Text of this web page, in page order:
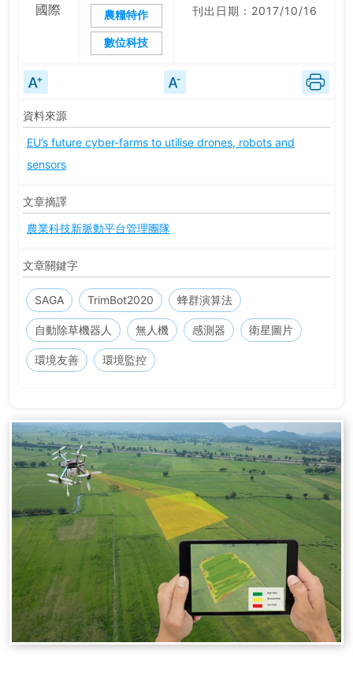
國際 農糧特作
數位科技
刊出日期：2017/10/16
資料來源
EU’s future cyber-farms to utilise drones, robots and
sensors
文章摘譯
農業科技新脈動平台管理團隊
文章關鍵字
SAGA TrimBot2020 蜂群演算法
自動除草機器人 無人機 感測器 衛星圖片
環境友善 環境監控